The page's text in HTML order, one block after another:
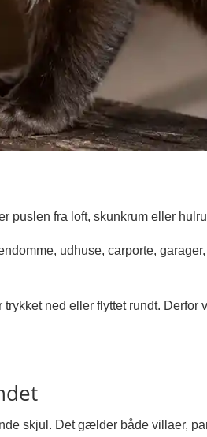
puslen fra loft, skunkrum eller
udhuse, carporte,
ned eller flyttet rundt. Derfor
skjul. Det gælder både villaer,